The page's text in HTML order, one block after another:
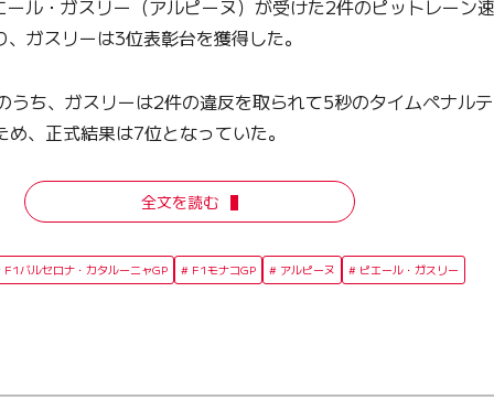
・ガスリー（アルピーヌ）が受けた2件のピットレーン
ガスリーは3位表彰台を獲得した。
ち、ガスリーは2件の違反を取られて5秒のタイムペナル
、正式結果は7位となっていた。
全文を読む
F1バルセロナ・カタルーニャGP F1モナコGP アルピーヌ ピエール・ガスリー